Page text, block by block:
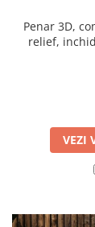
Penar 3D,
relief,
scoala si
VEZI